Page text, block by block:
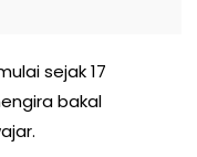
sejak 17
bakal